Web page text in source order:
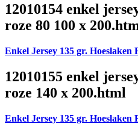
12010154 enkel
roze 80 100 x
Enkel Jersey 135 gr. Hoeslaken
12010155 enkel
roze 140 x 200.html
Enkel Jersey 135 gr. Hoeslaken